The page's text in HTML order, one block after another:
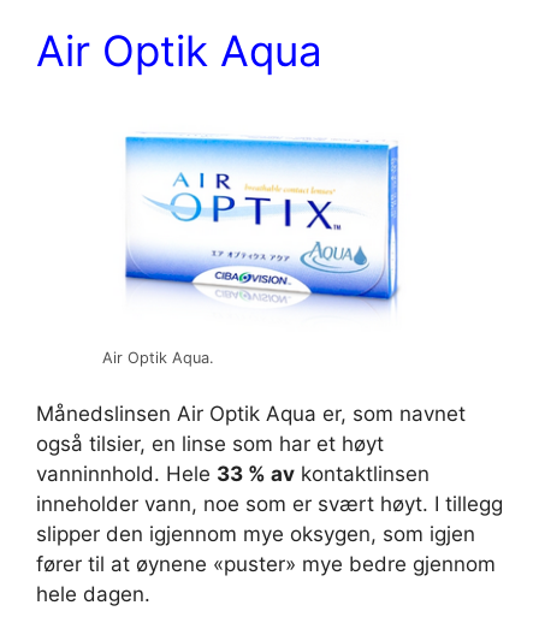
Air Optik Aqua
Air Optik Aqua.
Månedslinsen Air Optik Aqua er, som navnet
også tilsier, en linse som har et høyt
vanninnhold. Hele 33 % av kontaktlinsen
inneholder vann, noe som er svært høyt. I tillegg
slipper den igjennom mye oksygen, som igjen
fører til at øynene «puster» mye bedre gjennom
hele dagen.